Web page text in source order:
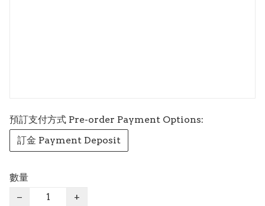
預訂支付方式 Pre-order Payment Options:
訂金 Payment Deposit
數量
−
+